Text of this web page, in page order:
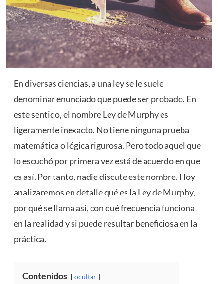
En diversas ciencias, a una ley se le suele
denominar enunciado que puede ser probado. En
este sentido, el nombre Ley de Murphy es
ligeramente inexacto. No tiene ninguna prueba
matemática o lógica rigurosa. Pero todo aquel que
lo escuchó por primera vez está de acuerdo en que
es así. Por tanto, nadie discute este nombre. Hoy
analizaremos en detalle qué es la Ley de Murphy,
por qué se llama así, con qué frecuencia funciona
en la realidad y si puede resultar beneficiosa en la
práctica.
Contenidos ocultar